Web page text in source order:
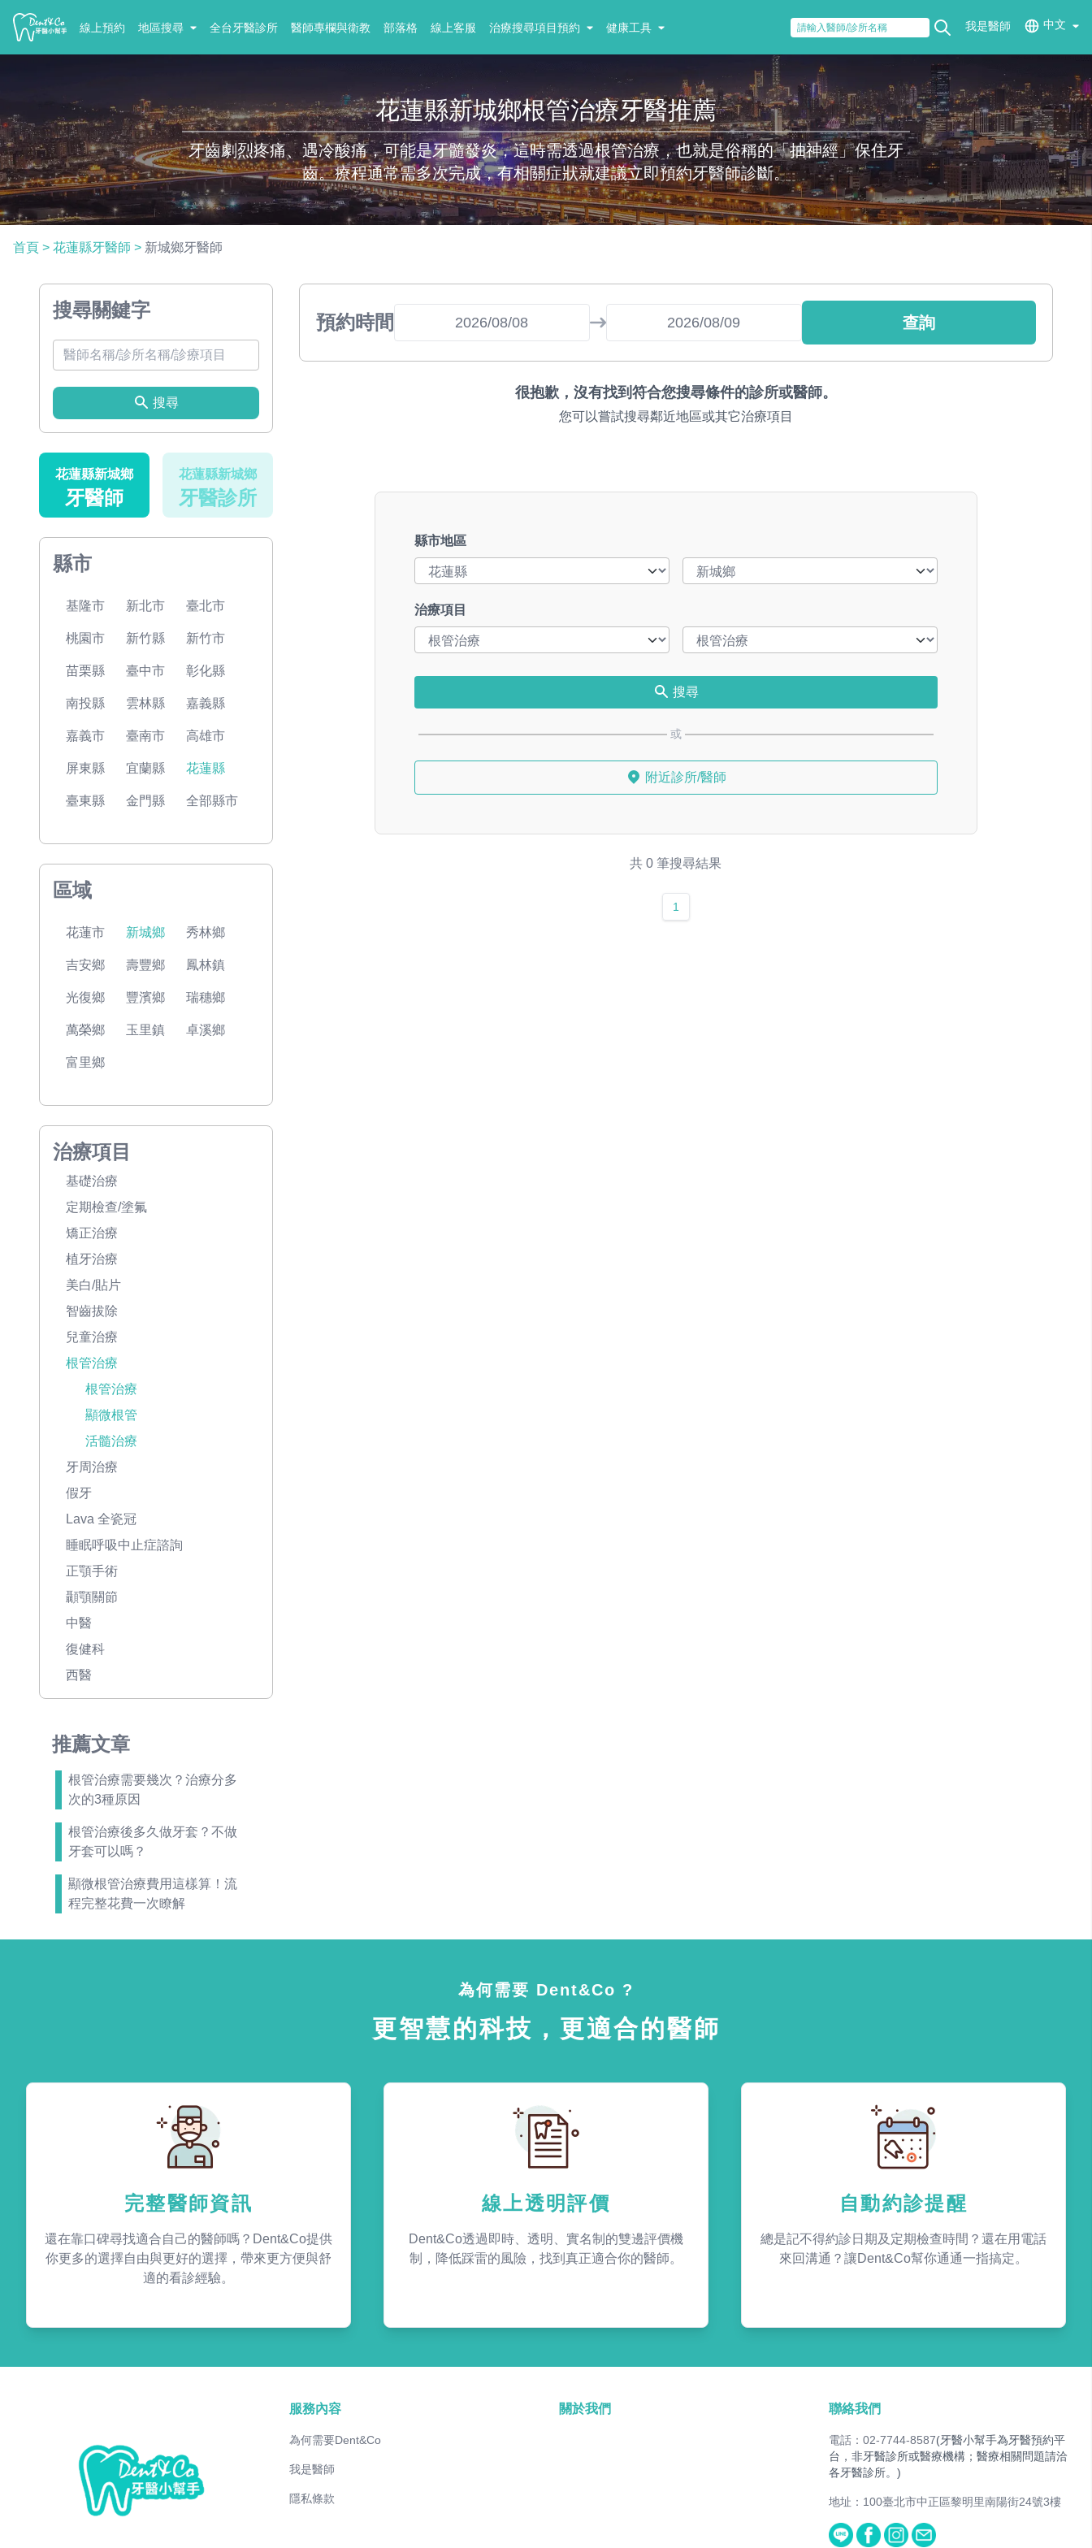
線上預約 地區搜尋 全台牙醫診所 醫師專欄與衛教 部落格 線上客服 治療搜尋項目預約 健康工具 我是醫師 中文
花蓮縣新城鄉根管治療牙醫推薦
牙齒劇烈疼痛、遇冷酸痛，可能是牙髓發炎，這時需透過根管治療，也就是俗稱的「抽神經」保住牙
齒。療程通常需多次完成，有相關症狀就建議立即預約牙醫師診斷。
首頁 > 花蓮縣牙醫師 > 新城鄉牙醫師
搜尋關鍵字
搜尋
花蓮縣新城鄉
牙醫師
花蓮縣新城鄉
牙醫診所
縣市
基隆市 新北市 臺北市
桃園市 新竹縣 新竹市
苗栗縣 臺中市 彰化縣
南投縣 雲林縣 嘉義縣
嘉義市 臺南市 高雄市
屏東縣 宜蘭縣 花蓮縣
臺東縣 金門縣 全部縣市
區域
花蓮市 新城鄉 秀林鄉
吉安鄉 壽豐鄉 鳳林鎮
光復鄉 豐濱鄉 瑞穗鄉
萬榮鄉 玉里鎮 卓溪鄉
富里鄉
治療項目
基礎治療
定期檢查/塗氟
矯正治療
植牙治療
美白/貼片
智齒拔除
兒童治療
根管治療
根管治療
顯微根管
活髓治療
牙周治療
假牙
Lava 全瓷冠
睡眠呼吸中止症諮詢
正顎手術
顳顎關節
中醫
復健科
西醫
推薦文章
根管治療需要幾次？治療分多
次的3種原因
根管治療後多久做牙套？不做
牙套可以嗎？
顯微根管治療費用這樣算！流
程完整花費一次瞭解
預約時間 查詢
很抱歉，沒有找到符合您搜尋條件的診所或醫師。
您可以嘗試搜尋鄰近地區或其它治療項目
縣市地區
治療項目
搜尋
或
附近診所/醫師
共 0 筆搜尋結果
1
為何需要 Dent&Co ?
更智慧的科技，更適合的醫師
完整醫師資訊
還在靠口碑尋找適合自己的醫師嗎？Dent&Co提供
你更多的選擇自由與更好的選擇，帶來更方便與舒
適的看診經驗。
線上透明評價
Dent&Co透過即時、透明、實名制的雙邊評價機
制，降低踩雷的風險，找到真正適合你的醫師。
自動約診提醒
總是記不得約診日期及定期檢查時間？還在用電話
來回溝通？讓Dent&Co幫你通通一指搞定。
服務內容
為何需要Dent&Co
我是醫師
隱私條款
關於我們 聯絡我們
電話：02-7744-8587(牙醫小幫手為牙醫預約平
台，非牙醫診所或醫療機構；醫療相關問題請洽
各牙醫診所。)
地址：100臺北市中正區黎明里南陽街24號3樓